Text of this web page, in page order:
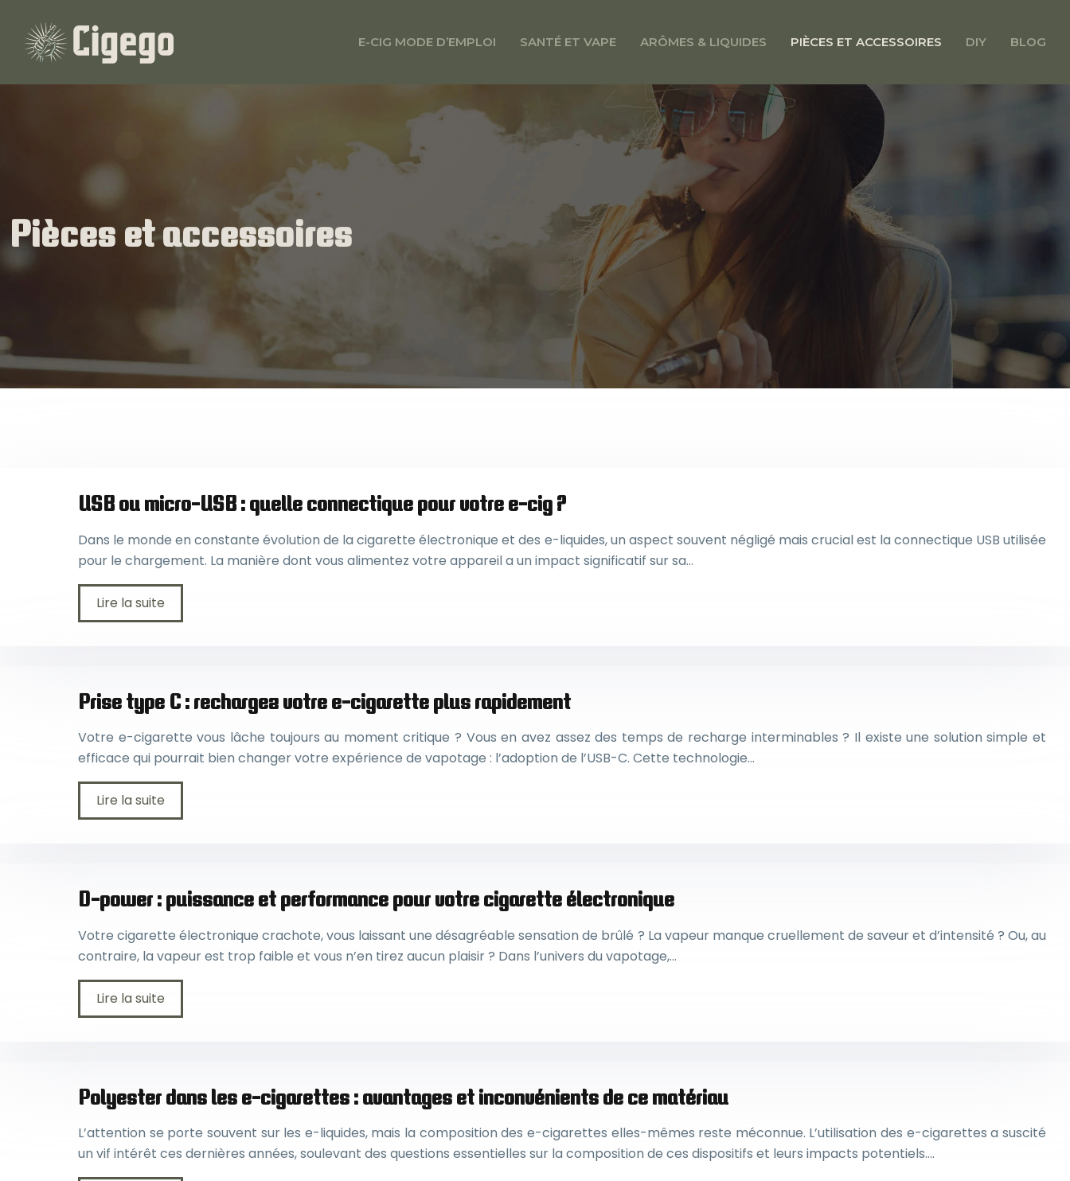
E-CIG MODE D’EMPLOI SANTÉ ET VAPE ARÔMES & LIQUIDES PIÈCES ET ACCESSOIRES DIY BLOG
Pièces et accessoires
USB ou micro-USB : quelle connectique pour votre e-cig ?
Dans le monde en constante évolution de la cigarette électronique et des e-liquides, un aspect souvent négligé mais crucial est la connectique USB utilisée
pour le chargement. La manière dont vous alimentez votre appareil a un impact significatif sur sa…
Lire la suite
Prise type C : rechargez votre e-cigarette plus rapidement
Votre e-cigarette vous lâche toujours au moment critique ? Vous en avez assez des temps de recharge interminables ? Il existe une solution simple et
efficace qui pourrait bien changer votre expérience de vapotage : l’adoption de l’USB-C. Cette technologie…
Lire la suite
D-power : puissance et performance pour votre cigarette électronique
Votre cigarette électronique crachote, vous laissant une désagréable sensation de brûlé ? La vapeur manque cruellement de saveur et d’intensité ? Ou, au
contraire, la vapeur est trop faible et vous n’en tirez aucun plaisir ? Dans l’univers du vapotage,…
Lire la suite
Polyester dans les e-cigarettes : avantages et inconvénients de ce matériau
L’attention se porte souvent sur les e-liquides, mais la composition des e-cigarettes elles-mêmes reste méconnue. L’utilisation des e-cigarettes a suscité
un vif intérêt ces dernières années, soulevant des questions essentielles sur la composition de ces dispositifs et leurs impacts potentiels….